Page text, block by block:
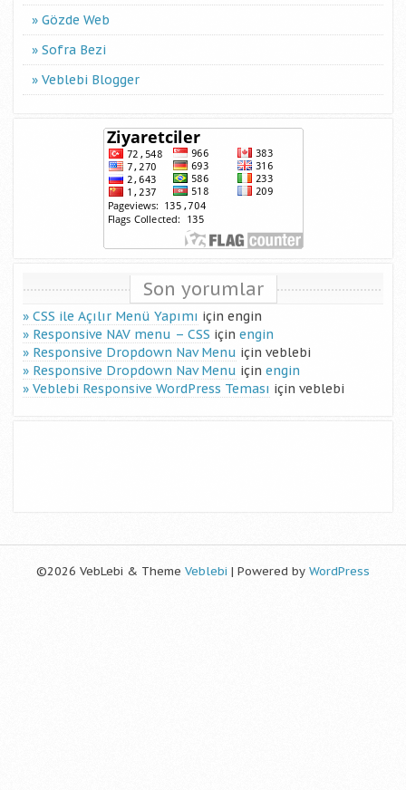
Gözde Web
Sofra Bezi
Veblebi Blogger
Son yorumlar
CSS ile Açılır Menü Yapımı için engin
Responsive NAV menu – CSS için engin
Responsive Dropdown Nav Menu için veblebi
Responsive Dropdown Nav Menu için engin
Veblebi Responsive WordPress Teması için veblebi
©2026 VebLebi & Theme Veblebi | Powered by WordPress